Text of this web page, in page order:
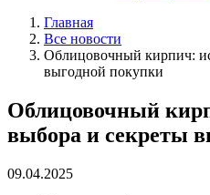
Главная
Все новости
Облицовочный кирпич:
выгодной покупки
Облицовочный
выбора и секреты
09.04.2025